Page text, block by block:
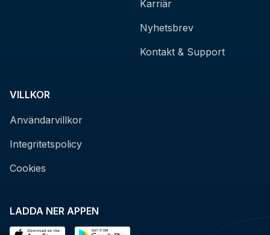
LADDA NER APPEN
Karriär
Nyhetsbrev
Kontakt & Support
VILLKOR
Användarvillkor
Integritetspolicy
Cookies